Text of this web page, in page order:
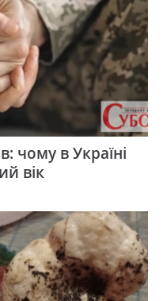
чому в Україні
вік